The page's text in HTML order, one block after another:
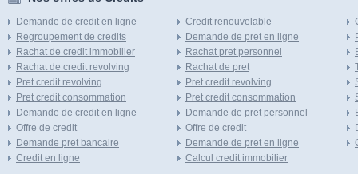
Demande de credit en ligne
Regroupement de credits
Rachat de credit immobilier
Rachat de credit revolving
Pret credit revolving
Pret credit consommation
Demande de credit en ligne
Offre de credit
Demande pret bancaire
Credit en ligne
Credit renouvelable
Demande de pret en ligne
Rachat pret personnel
Rachat de pret
Pret credit revolving
Pret credit consommation
Demande de pret personnel
Offre de credit
Demande de pret en ligne
Calcul credit immobilier